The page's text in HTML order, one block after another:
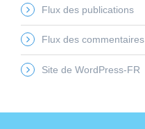
Flux des publications
Flux des commentaires
Site de WordPress-FR